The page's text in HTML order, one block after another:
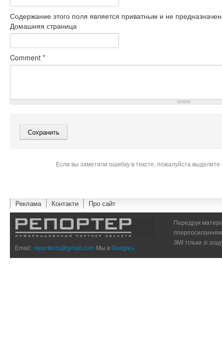
Содержание этого поля является приватным и не
Домашняя страница
Comment *
Если вы заметили ошибку в тексте, пожалуйста
Реклама Контакти Про сайт
Email:reporterzp@gmail.com Мы вGoogle+
Передрук
ЗМІ тільки зі